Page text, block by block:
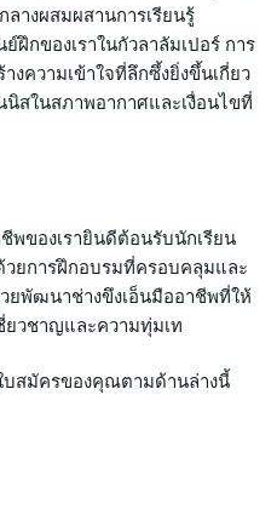
างผสมผสานการเรียนรู้
กของเราในกัวลาลัมเปอร์ การ
งความเข้าใจที่ลึกซึ้งยิ่งขึ้นเกี่ยว
สในสภาพอากาศและเงื่อนไขที่
พของเรายินดีต้อนรับนักเรียน
วยการฝึกอบรมที่ครอบคลุมและ
ยพัฒนาช่างขึงเอ็นมืออาชีพที่ให้
วชาญและความทุ่มเท
บสมัครของคุณตามด้านล่างนี้